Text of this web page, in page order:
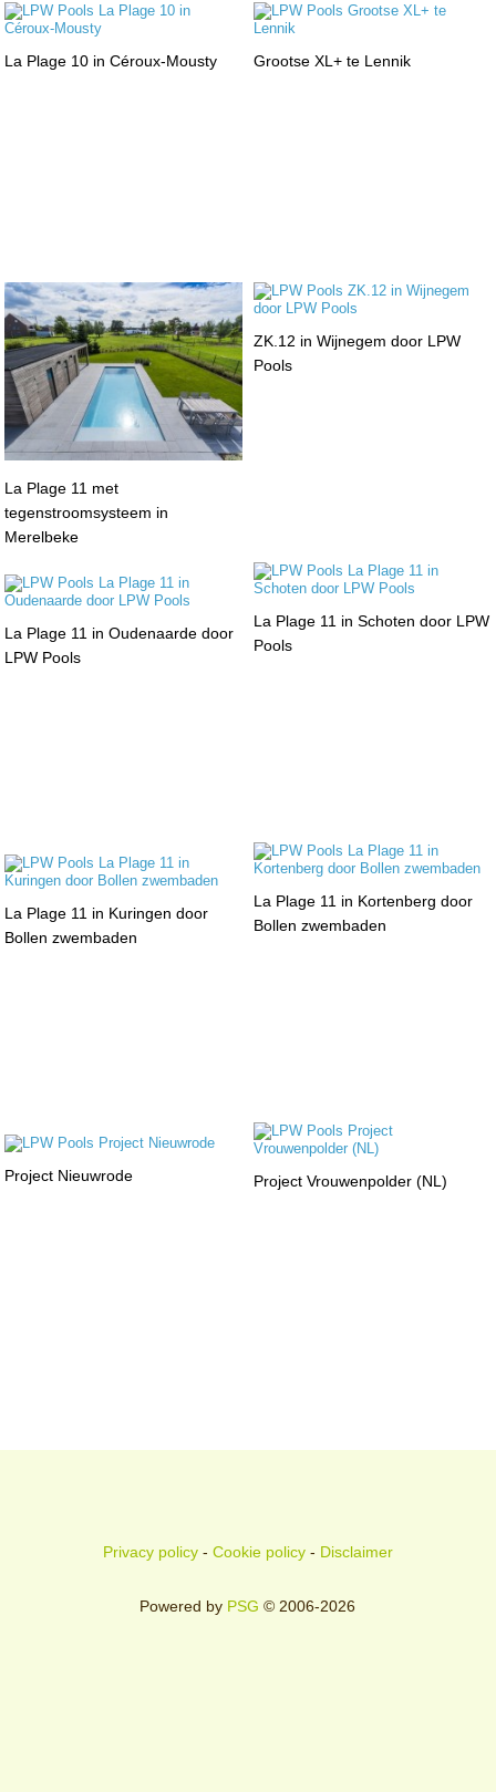
La Plage 10 in Céroux-Mousty Grootse XL+ te Lennik
La Plage 11 met
tegenstroomsysteem in
Merelbeke
ZK.12 in Wijnegem door LPW
Pools
La Plage 11 in Schoten door LPW
Pools
La Plage 11 in Oudenaarde door
LPW Pools
La Plage 11 in Kortenberg door
Bollen zwembaden
La Plage 11 in Kuringen door
Bollen zwembaden
Project Vrouwenpolder (NL)
Project Nieuwrode
Privacy policy- Cookie policy- Disclaimer
Powered by PSG © 2006-2026